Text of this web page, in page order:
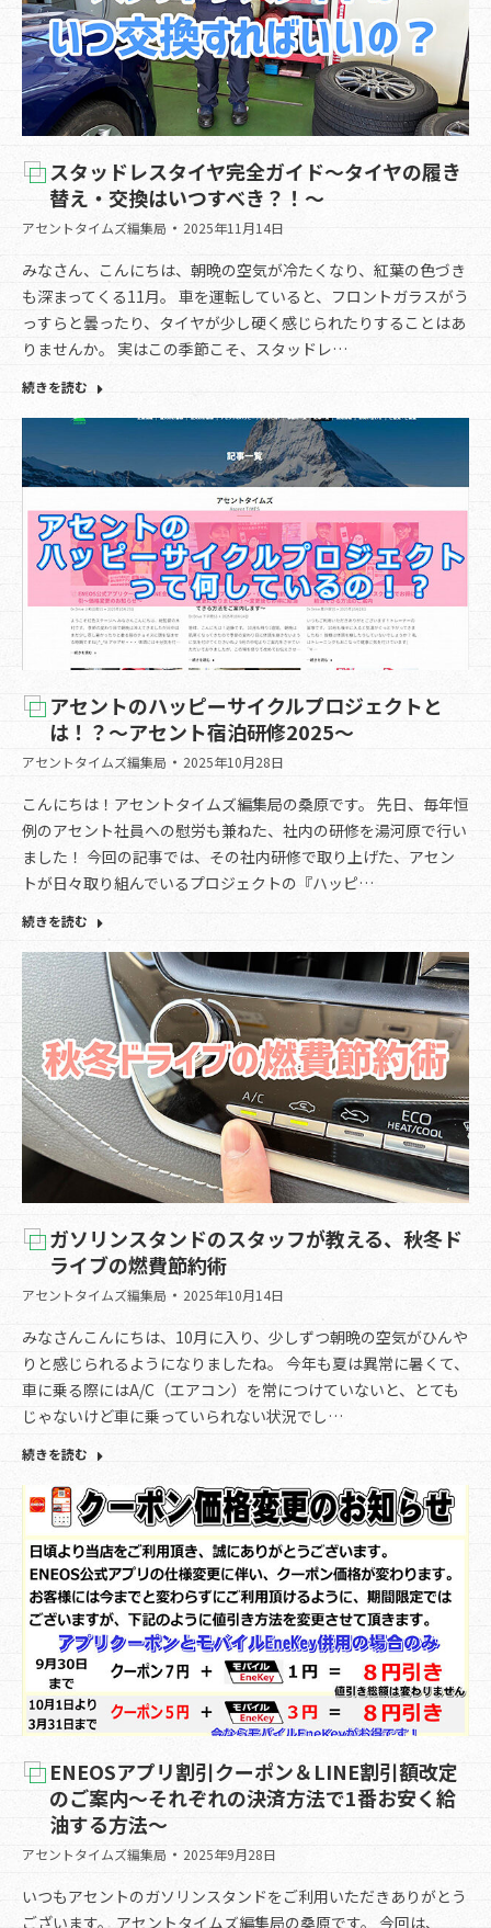
スタッドレスタイヤ完全ガイド～タイヤの履き
替え・交換はいつすべき？！～
アセントタイムズ編集局 2025年11月14日
みなさん、こんにちは、朝晩の空気が冷たくなり、紅葉の色づき
も深まってくる11月。 車を運転していると、フロントガラスがう
っすらと曇ったり、タイヤが少し硬く感じられたりすることはあ
りませんか。 実はこの季節こそ、スタッドレ…
続きを読む
アセントのハッピーサイクルプロジェクトと
は！？～アセント宿泊研修2025～
アセントタイムズ編集局 2025年10月28日
こんにちは！アセントタイムズ編集局の桑原です。 先日、毎年恒
例のアセント社員への慰労も兼ねた、社内の研修を湯河原で行い
ました！ 今回の記事では、その社内研修で取り上げた、アセン
トが日々取り組んでいるプロジェクトの『ハッピ…
続きを読む
ガソリンスタンドのスタッフが教える、秋冬ド
ライブの燃費節約術
アセントタイムズ編集局 2025年10月14日
みなさんこんにちは、10月に入り、少しずつ朝晩の空気がひんや
りと感じられるようになりましたね。 今年も夏は異常に暑くて、
車に乗る際にはA/C（エアコン）を常につけていないと、とても
じゃないけど車に乗っていられない状況でし…
続きを読む
ENEOSアプリ割引クーポン＆LINE割引額改定
のご案内～それぞれの決済方法で1番お安く給
油する方法～
アセントタイムズ編集局 2025年9月28日
いつもアセントのガソリンスタンドをご利用いただきありがとう
ございます。 アセントタイムズ編集局の桑原です。 今回は、